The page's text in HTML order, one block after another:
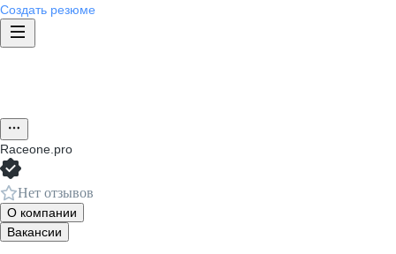
Создать резюме
Raceone.pro
Нет отзывов
О компании
Вакансии